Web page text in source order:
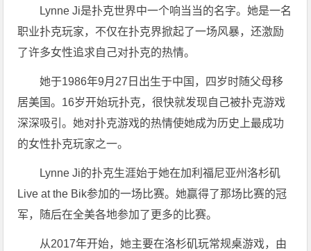
Lynne Ji是扑克世界中一个响当当的名字。她是一名
职业扑克玩家，不仅在扑克界掀起了一场风暴，还激励
了许多女性追求自己对扑克的热情。
她于1986年9月27日出生于中国，四岁时随父母移
居美国。16岁开始玩扑克，很快就发现自己被扑克游戏
深深吸引。她对扑克游戏的热情使她成为历史上最成功
的女性扑克玩家之一。
Lynne Ji的扑克生涯始于她在加利福尼亚州洛杉矶
Live at the Bik参加的一场比赛。她赢得了那场比赛的冠
军，随后在全美各地参加了更多的比赛。
从2017年开始，她主要在洛杉矶玩常规桌游戏，由